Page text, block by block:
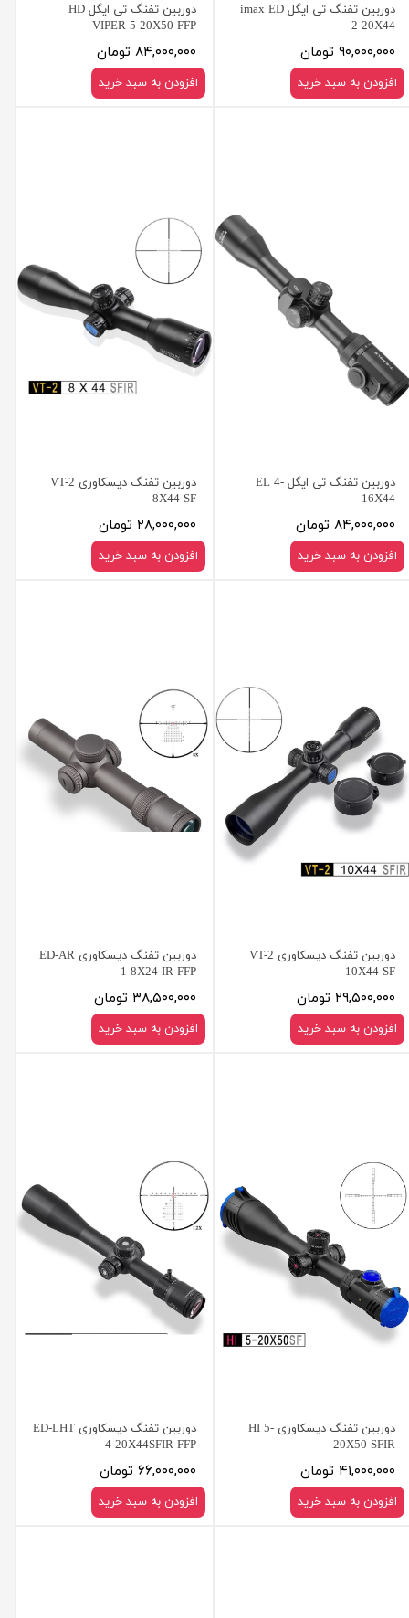
دوربین تفنگ تی ایگل imax ED
2-20X44
۹۰,۰۰۰,۰۰۰ تومان
افزودن به سبد خرید
دوربین تفنگ تی ایگل HD
VIPER 5-20X50 FFP
۸۴,۰۰۰,۰۰۰ تومان
افزودن به سبد خرید
دوربین تفنگ تی ایگل EL 4-
16X44
۸۴,۰۰۰,۰۰۰ تومان
افزودن به سبد خرید
دوربین تفنگ دیسکاوری VT-2
8X44 SF
۲۸,۰۰۰,۰۰۰ تومان
افزودن به سبد خرید
دوربین تفنگ دیسکاوری VT-2
10X44 SF
۲۹,۵۰۰,۰۰۰ تومان
افزودن به سبد خرید
دوربین تفنگ دیسکاوری ED-AR
1-8X24 IR FFP
۳۸,۵۰۰,۰۰۰ تومان
افزودن به سبد خرید
دوربین تفنگ دیسکاوری HI 5-
20X50 SFIR
۴۱,۰۰۰,۰۰۰ تومان
افزودن به سبد خرید
دوربین تفنگ دیسکاوری ED-LHT
4-20X44SFIR FFP
۶۶,۰۰۰,۰۰۰ تومان
افزودن به سبد خرید